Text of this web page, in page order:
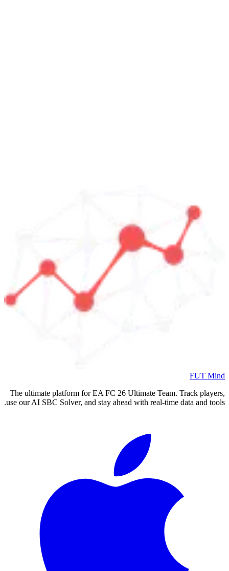
FUT Mind
The ultimate platform for EA FC 26 Ultimate Team. Track players,
use our AI SBC Solver, and stay ahead with real-time data and tools.